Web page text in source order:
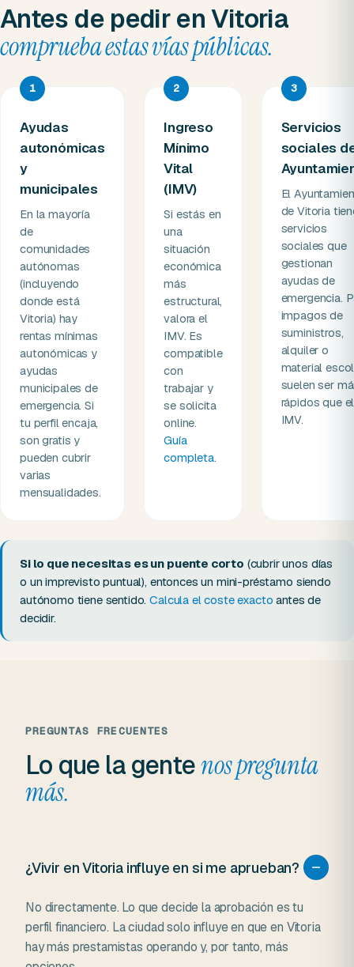
Antes de pedir en Vitoria
comprueba estas vías públicas.
1
Ayudas
autonómicas
y
municipales
En la mayoría
de
comunidades
autónomas
(incluyendo
donde está
Vitoria) hay
rentas mínimas
autonómicas y
ayudas
municipales de
emergencia. Si
tu perfil encaja,
son gratis y
pueden cubrir
varias
mensualidades.
2
Ingreso
Mínimo
Vital
(IMV)
Si estás en
una
situación
económica
más
estructural,
valora el
IMV. Es
compatible
con
trabajar y
se solicita
online.
Guía
completa.
3
Servicios
sociales
El
de Vitoria
servicios
sociales que
gestionan
ayudas de
emergencia.
impagos de
suministros,
alquiler o
material
suelen ser
rápidos que el
IMV.
Si lo que necesitas es un puente corto (cubrir unos días
o un imprevisto puntual), entonces un mini-préstamo siendo
autónomo tiene sentido.Calcula el coste exacto antes de
decidir.
PREGUNTAS FRECUENTES
Lo que la gentenos pregunta
más.
¿Vivir en Vitoria influye en si me aprueban?
No directamente. Lo que decide la aprobación es tu
perfil financiero. La ciudad solo influye en que en Vitoria
hay más prestamistas operando y, por tanto, más